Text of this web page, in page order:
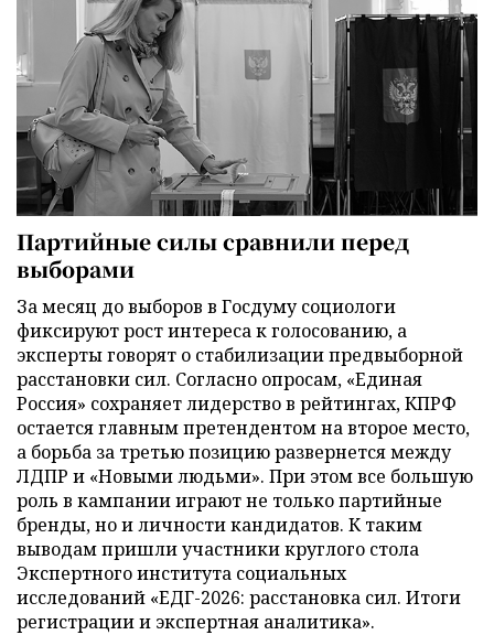
Партийные силы сравнили перед
выборами
За месяц до выборов в Госдуму социологи
фиксируют рост интереса к голосованию, а
эксперты говорят о стабилизации предвыборной
расстановки сил. Согласно опросам, «Единая
Россия» сохраняет лидерство в рейтингах, КПРФ
остается главным претендентом на второе место,
а борьба за третью позицию развернется между
ЛДПР и «Новыми людьми». При этом все большую
роль в кампании играют не только партийные
бренды, но и личности кандидатов. К таким
выводам пришли участники круглого стола
Экспертного института социальных
исследований «ЕДГ-2026: расстановка сил. Итоги
регистрации и экспертная аналитика».